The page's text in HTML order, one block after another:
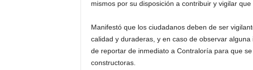
mismos por su disposición a contribuir y vigilar
Manifestó que los ciudadanos deben de ser
calidad y duraderas, y en caso de observar
de reportar de inmediato a Contraloría para que
constructoras.